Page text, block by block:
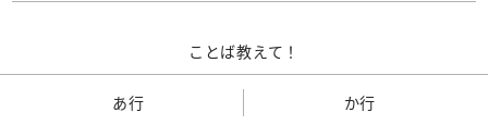
ことば教えて！
あ行 か行